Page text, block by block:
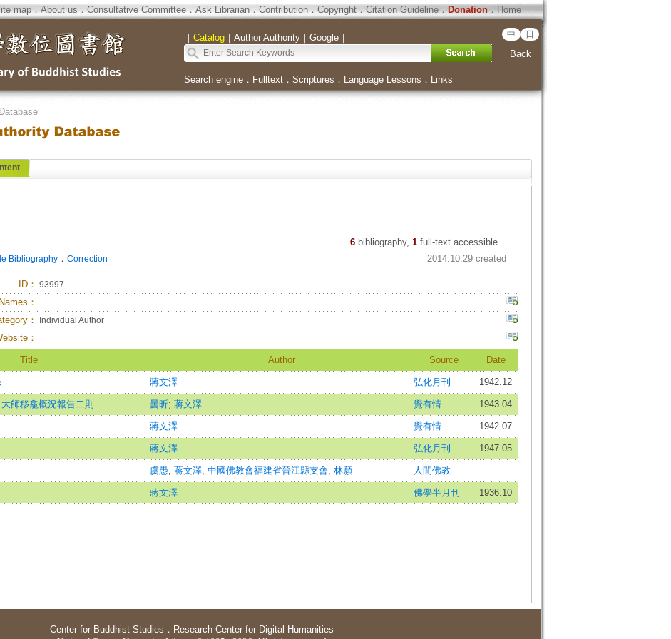
map．About us．Consultative Committee．Ask Librarian．Contribution．Copyright．Citation Guideline．Donation．Home
｜ Catalog｜ Author Authority｜ Google｜ 中 日
Back
Search engine． Fulltext． Scriptures ． Language Lessons ． Links
6 bibliography, 1full-text accessible.
Bibliography． Correction 2014.10.29 created
ID： 93997
：
：
Individual Author
：
Title Author Source Date
蔣文澤 弘化月刊 1942.12
師移龕概況報告二則 曇昕; 蔣文澤 覺有情 1943.04
蔣文澤 覺有情 1942.07
蔣文澤 弘化月刊 1947.05
虞愚; 蔣文澤; 中國佛教會福建省晉江縣支會; 林願 人間佛教
蔣文澤 佛學半月刊 1936.10
Center for Buddhist Studies ． Research Center for Digital Humanities